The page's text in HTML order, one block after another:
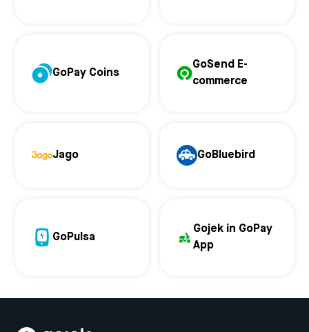
GoPay Coins
GoSend E-
commerce
Jago GoBluebird
GoPulsa
Gojek in GoPay
App